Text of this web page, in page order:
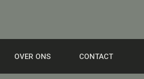
OVER ONS CONTACT